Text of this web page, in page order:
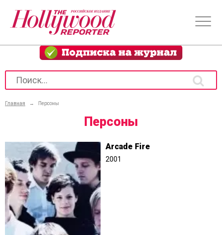
Главная → Персоны
Персоны
Arcade Fire
2001